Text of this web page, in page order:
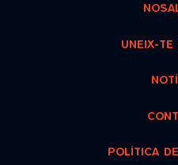
UNEIX-TE
POLÍTICA